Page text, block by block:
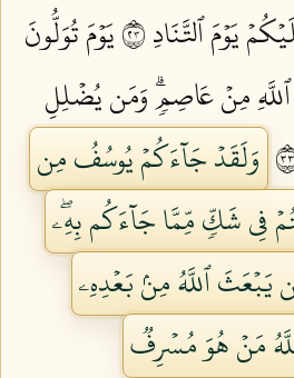
يَوۡمَ ٱلتَّنَادِ ٣٢
يَوۡمَ تُوَلُّونَ
مِنۡ عَاصِمٖۗ وَمَن يُضۡلِلِ
وَلَقَدۡ جَآءَكُمۡ يُوسُفُ مِن
فِي شَكّٖ مِّمَّا جَآءَكُم بِهِۦۖ
يَبۡعَثَ ٱللَّهُ مِنۢ بَعۡدِهِۦ
مَنۡ هُوَ مُسۡرِفٞ